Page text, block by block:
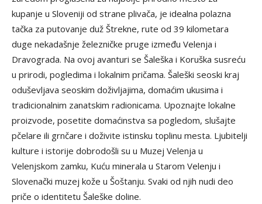
kupanje u Sloveniji od strane plivača, je idealna polazna
tačka za putovanje duž Štrekne, rute od 39 kilometara
duge nekadašnje železničke pruge između Velenja i
Dravograda. Na ovoj avanturi se Šaleška i Koruška susreću
u prirodi, pogledima i lokalnim pričama. Šaleški seoski kraj
oduševljava seoskim doživljajima, domaćim ukusima i
tradicionalnim zanatskim radionicama. Upoznajte lokalne
proizvode, posetite domaćinstva sa pogledom, slušajte
pčelare ili grnčare i doživite istinsku toplinu mesta. Ljubitelji
kulture i istorije dobrodošli su u Muzej Velenja u
Velenjskom zamku, Kuću minerala u Starom Velenju i
Slovenački muzej kože u Šoštanju. Svaki od njih nudi deo
priče o identitetu Šaleške doline.